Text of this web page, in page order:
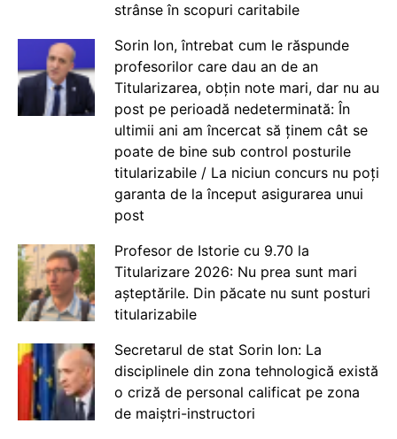
strânse în scopuri caritabile
Sorin Ion, întrebat cum le răspunde
profesorilor care dau an de an
Titularizarea, obțin note mari, dar nu au
post pe perioadă nedeterminată: În
ultimii ani am încercat să ținem cât se
poate de bine sub control posturile
titularizabile / La niciun concurs nu poți
garanta de la început asigurarea unui
post
Profesor de Istorie cu 9.70 la
Titularizare 2026: Nu prea sunt mari
așteptările. Din păcate nu sunt posturi
titularizabile
Secretarul de stat Sorin Ion: La
disciplinele din zona tehnologică există
o criză de personal calificat pe zona
de maiștri-instructori